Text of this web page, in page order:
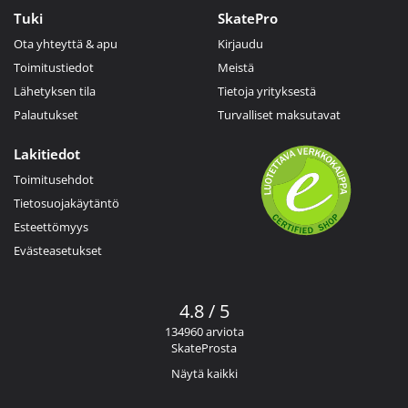
Tuki
Ota yhteyttä & apu
Toimitustiedot
Lähetyksen tila
Palautukset
SkatePro
Kirjaudu
Meistä
Tietoja yrityksestä
Turvalliset maksutavat
Lakitiedot
Toimitusehdot
Tietosuojakäytäntö
Esteettömyys
Evästeasetukset
4.8 / 5
134960 arviota
SkateProsta
Näytä kaikki